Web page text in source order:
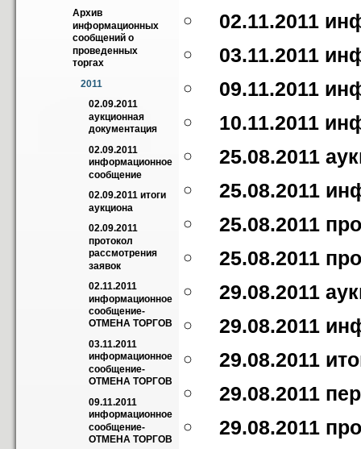
Архив
информационных
сообщений о
проведенных
торгах
2011
02.09.2011
аукционная
документация
02.09.2011
информационное
сообщение
02.09.2011 итоги
аукциона
02.09.2011
протокол
рассмотрения
заявок
02.11.2011
информационное
сообщение-
ОТМЕНА ТОРГОВ
03.11.2011
информационное
сообщение-
ОТМЕНА ТОРГОВ
09.11.2011
информационное
сообщение-
ОТМЕНА ТОРГОВ
02.11.2011
03.11.2011
09.11.2011
10.11.2011
25.08.2011
25.08.2011
25.08.2011
25.08.2011
29.08.2011
29.08.2011
29.08.2011
29.08.2011
29.08.2011